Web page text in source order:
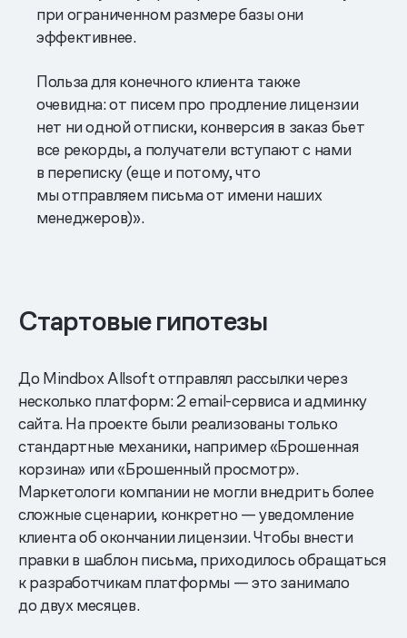
при ограниченном размере базы они
эффективнее.
Польза для конечного клиента также
очевидна: от писем про продление лицензии
нет ни одной отписки, конверсия в заказ бьет
все рекорды, а получатели вступают с нами
в переписку (еще и потому, что
мы отправляем письма от имени наших
менеджеров)».
Стартовые гипотезы
До Mindbox Allsoft отправлял рассылки через
несколько платформ: 2 email-сервиса и админку
сайта. На проекте были реализованы только
стандартные механики, например «Брошенная
корзина» или «Брошенный просмотр».
Маркетологи компании не могли внедрить более
сложные сценарии, конкретно — уведомление
клиента об окончании лицензии. Чтобы внести
правки в шаблон письма, приходилось обращаться
к разработчикам платформы — это занимало
до двух месяцев.